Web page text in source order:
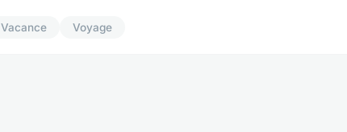
Vacance Voyage